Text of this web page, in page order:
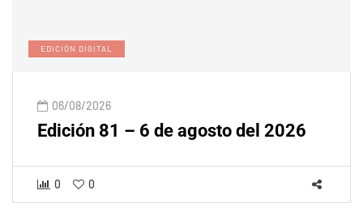
EDICIÓN DIGITAL
06/08/2026
Edición 81 – 6 de agosto del 2026
0 0